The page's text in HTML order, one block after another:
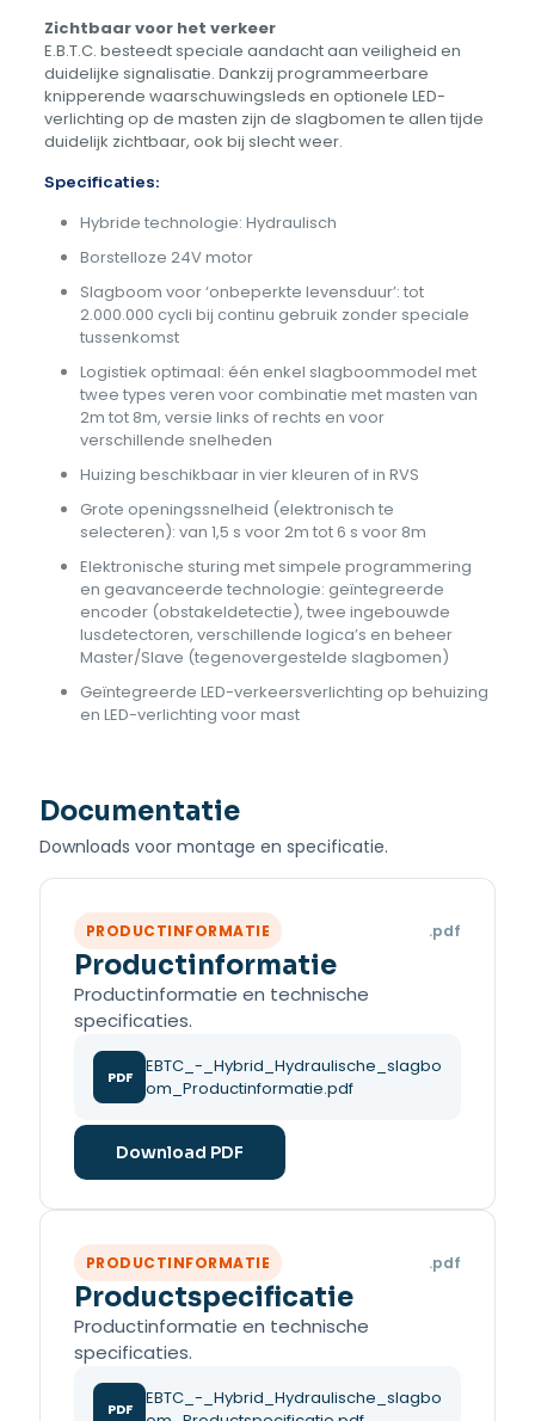
Zichtbaar voor het verkeer
E.B.T.C. besteedt speciale aandacht aan veiligheid en
duidelijke signalisatie. Dankzij programmeerbare
knipperende waarschuwingsleds en optionele LED-
verlichting op de masten zijn de slagbomen te allen tijde
duidelijk zichtbaar, ook bij slecht weer.
Specificaties:
Hybride technologie: Hydraulisch
Borstelloze 24V motor
Slagboom voor ‘onbeperkte levensduur’: tot
2.000.000 cycli bij continu gebruik zonder speciale
tussenkomst
Logistiek optimaal: één enkel slagboommodel met
twee types veren voor combinatie met masten van
2m tot 8m, versie links of rechts en voor
verschillende snelheden
Huizing beschikbaar in vier kleuren of in RVS
Grote openingssnelheid (elektronisch te
selecteren): van 1,5 s voor 2m tot 6 s voor 8m
Elektronische sturing met simpele programmering
en geavanceerde technologie: geïntegreerde
encoder (obstakeldetectie), twee ingebouwde
lusdetectoren, verschillende logica’s en beheer
Master/Slave (tegenovergestelde slagbomen)
Geïntegreerde LED-verkeersverlichting op behuizing
en LED-verlichting voor mast
Documentatie
Downloads voor montage en specificatie.
PRODUCTINFORMATIE .pdf
Productinformatie
Productinformatie en technische
specificaties.
PDF
EBTC_-_Hybrid_Hydraulische_slagbo
om_Productinformatie.pdf
Download PDF
PRODUCTINFORMATIE .pdf
Productspecificatie
Productinformatie en technische
specificaties.
PDF
EBTC_-_Hybrid_Hydraulische_slagbo